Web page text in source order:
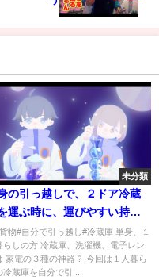
未分類
の引っ越しで、２ドア冷蔵
運ぶ時に、運びやすい持ち
、運び方をご紹介します
分で引っ越し】【軽貨物】
物#自分で引っ越し#冷蔵庫 単身、１
らしの方 冷蔵庫、洗濯機、電子レン
家電の３種の神器？ 今回は１人暮ら
冷蔵庫を自分で引...